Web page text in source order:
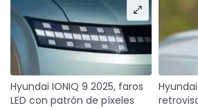
Hyundai IONIQ 9 2025, faros
LED con patrón de píxeles